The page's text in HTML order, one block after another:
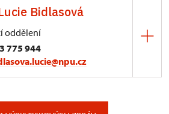
Bidlasová
oddělení
775 944